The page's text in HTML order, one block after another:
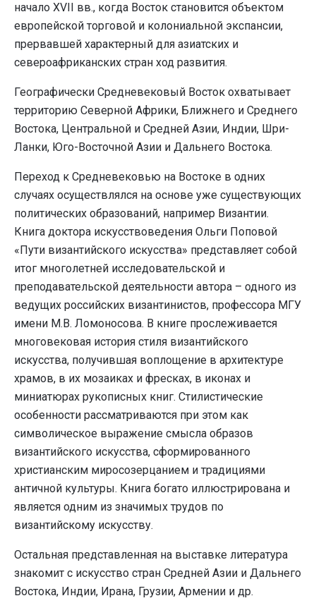
начало XVII вв., когда Восток становится объектом
европейской торговой и колониальной экспансии,
прервавшей характерный для азиатских и
североафриканских стран ход развития.
Географически Средневековый Восток охватывает
территорию Северной Африки, Ближнего и Среднего
Востока, Центральной и Средней Азии, Индии, Шри-
Ланки, Юго-Восточной Азии и Дальнего Востока.
Переход к Средневековью на Востоке в одних
случаях осуществлялся на основе уже существующих
политических образований, например Византии.
Книга доктора искусствоведения Ольги Поповой
«Пути византийского искусства» представляет собой
итог многолетней исследовательской и
преподавательской деятельности автора – одного из
ведущих российских византинистов, профессора МГУ
имени М.В. Ломоносова. В книге прослеживается
многовековая история стиля византийского
искусства, получившая воплощение в архитектуре
храмов, в их мозаиках и фресках, в иконах и
миниатюрах рукописных книг. Стилистические
особенности рассматриваются при этом как
символическое выражение смысла образов
византийского искусства, сформированного
христианским миросозерцанием и традициями
античной культуры. Книга богато иллюстрирована и
является одним из значимых трудов по
византийскому искусству.
Остальная представленная на выставке литература
знакомит с искусство стран Средней Азии и Дальнего
Востока, Индии, Ирана, Грузии, Армении и др.